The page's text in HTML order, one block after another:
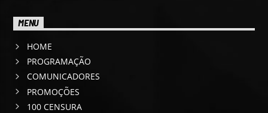
MENU
HOME
PROGRAMAÇÃO
COMUNICADORES
PROMOÇÕES
100 CENSURA